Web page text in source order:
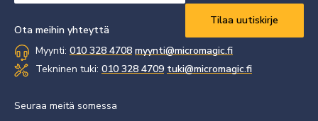
Ota meihin yhteyttä
Myynti: 010 328 4708 myynti@micromagic.fi
Tekninen tuki: 010 328 4709 tuki@micromagic.fi
Seuraa meitä somessa